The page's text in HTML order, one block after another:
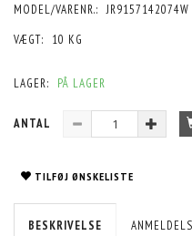
MODEL/VARENR.: JR9157142074W
VÆGT:
10 KG
LAGER: PÅ LAGER
ANTAL
TILFØJ ØNSKELISTE
BESKRIVELSE